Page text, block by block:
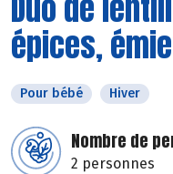
épices,
Pour bébé Hiver
Nombre de
2 personnes